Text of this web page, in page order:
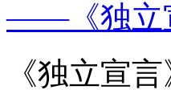
——《独立
《独立宣